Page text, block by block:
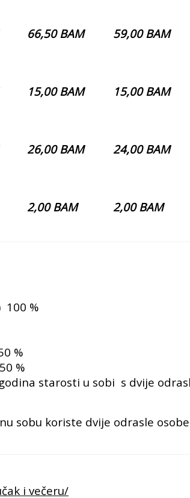
66,50 BAM 59,00 BAM
15,00 BAM 15,00 BAM
26,00 BAM 24,00 BAM
2,00 BAM 2,00 BAM
100 %
%
%
starosti u sobi s dvije
sobu koriste dvije odrasle
i večeru/